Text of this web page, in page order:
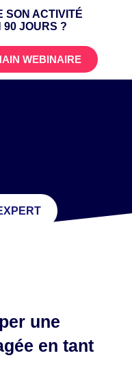
SON ACTIVITÉ
90 JOURS ?
WEBINAIRE
une
en tant